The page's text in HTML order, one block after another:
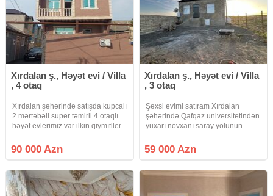
Xırdalan ş., Həyət evi / Villa
, 4 otaq
Xırdalan şəhərində satışda kupcalı
2 mərtəbəli super təmirli 4 otaqlı
həyət evlerimiz var ilkin qiymıtller
90 000 Azn
Xırdalan ş., Həyət evi / Villa
, 3 otaq
Şəxsi evimi satıram Xırdalan
şəhərində Qafqaz universitetindən
yuxarı novxanı saray yolunun
içəri girdikdə meçidə yaxın
istqamətdə :. Evin tikintisi idealdır
59 000 Azn